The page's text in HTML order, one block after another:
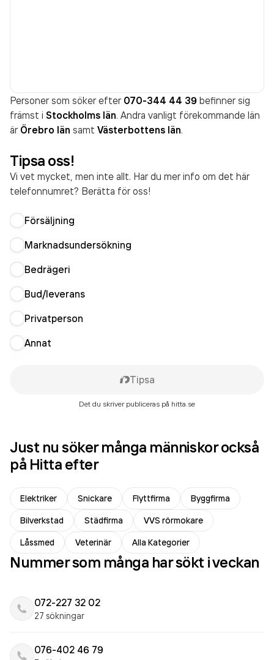
Personer som söker efter 070-344 44 39 befinner sig
främst i Stockholms län. Andra vanligt förekommande län
är Örebro län samt Västerbottens län.
Tipsa oss!
Vi vet mycket, men inte allt. Har du mer info om det här
telefonnumret? Berätta för oss!
Försäljning
Marknadsundersökning
Bedrägeri
Bud/leverans
Privatperson
Annat
Tipsa
Det du skriver publiceras på hitta.se
Just nu söker många människor också
på Hitta efter
Elektriker Snickare Flyttfirma
Byggfirma
Bilverkstad
Städfirma
VVS rörmokare
Låssmed
Veterinär Alla Kategorier
Nummer som många har sökt i veckan
072-227 32 02
27 sökningar
076-402 46 79